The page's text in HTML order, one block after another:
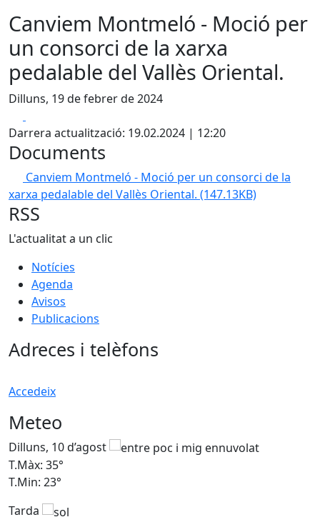
Canviem Montmeló - Moció per
un consorci de la xarxa
pedalable del Vallès Oriental.
Dilluns, 19 de febrer de 2024
Darrera actualització: 19.02.2024 | 12:20
Documents
Canviem Montmeló - Moció per un consorci de la
xarxa pedalable del Vallès Oriental. (147.13KB)
RSS
L'actualitat a un clic
Notícies
Agenda
Avisos
Publicacions
Adreces i telèfons
Accedeix
Meteo
Dilluns, 10 d’agost
T.Màx: 35°
T.Min: 23°
Tarda